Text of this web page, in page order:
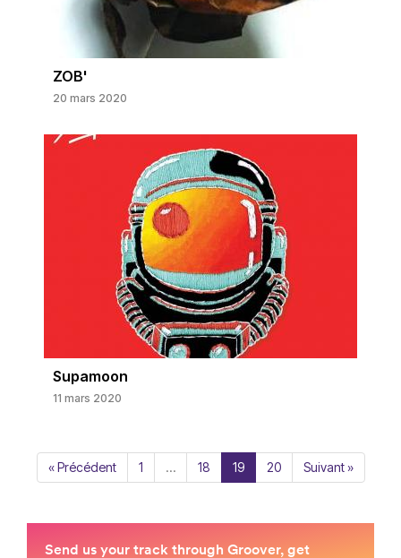
ZOB'
20 mars 2020
Supamoon
11 mars 2020
« Précédent 1 … 18 19 20 Suivant »